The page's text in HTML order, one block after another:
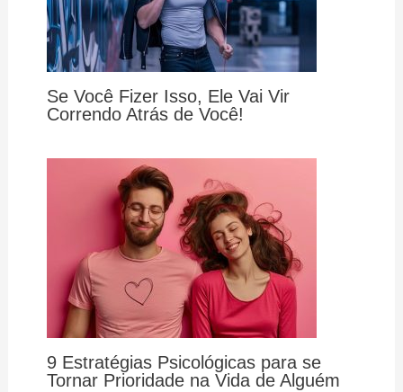
Se Você Fizer Isso, Ele Vai Vir
Correndo Atrás de Você!
9 Estratégias Psicológicas para se
Tornar Prioridade na Vida de Alguém